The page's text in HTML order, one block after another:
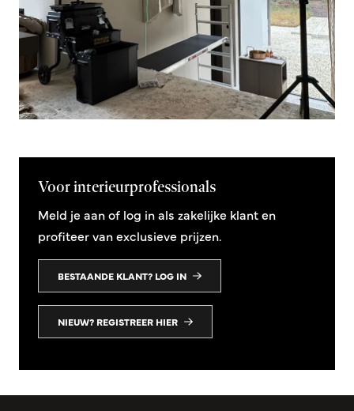
Voor interieurprofessionals
Meld je aan of log in als zakelijke klant en
profiteer van exclusieve prijzen.
BESTAANDE KLANT? LOG IN
NIEUW? REGISTREER HIER